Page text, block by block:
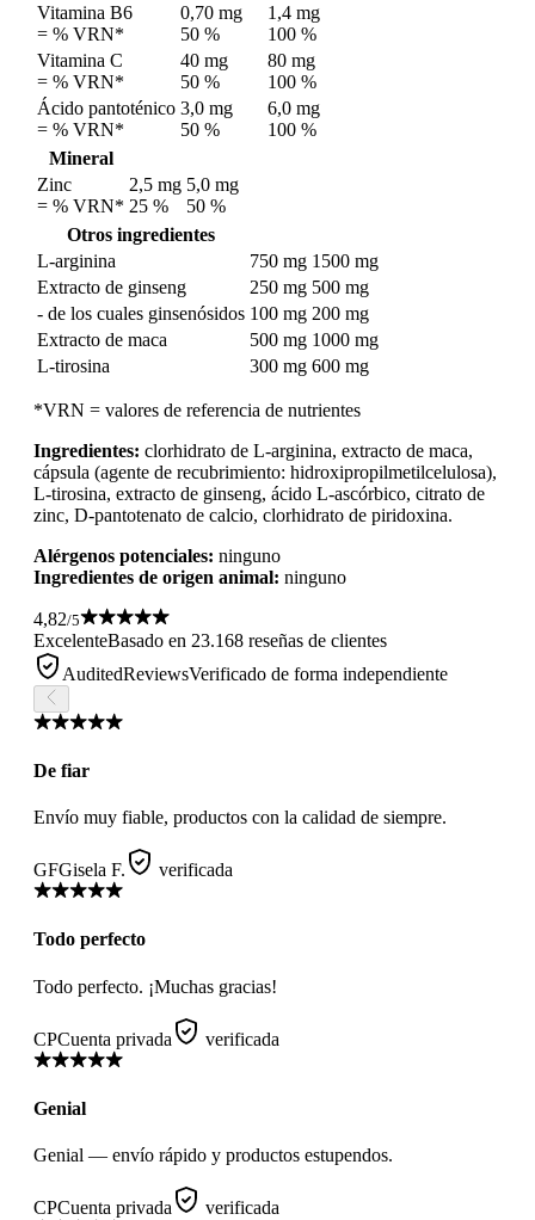
Vitamina B6
= % VRN*
0,70 mg
50 %
1,4 mg
100 %
Vitamina C
= % VRN*
40 mg
50 %
80 mg
100 %
Ácido pantoténico
= % VRN*
3,0 mg
50 %
6,0 mg
100 %
Mineral
Zinc
= % VRN*
2,5 mg
25 %
5,0 mg
50 %
Otros ingredientes
L-arginina
750 mg 1500 mg
Extracto de ginseng
250 mg 500 mg
- de los cuales ginsenósidos 100 mg 200 mg
Extracto de maca
500 mg 1000 mg
L-tirosina
300 mg 600 mg
*VRN = valores de referencia de nutrientes
Ingredientes: clorhidrato de L-arginina, extracto de maca,
cápsula (agente de recubrimiento: hidroxipropilmetilcelulosa),
L-tirosina, extracto de ginseng, ácido L-ascórbico, citrato de
zinc, D-pantotenato de calcio, clorhidrato de piridoxina.
Alérgenos potenciales: ninguno
Ingredientes de origen animal: ninguno
4,82/5
ExcelenteBasado en 23.168 reseñas de clientes
AuditedReviewsVerificado de forma independiente
De fiar
Envío muy fiable, productos con la calidad de siempre.
GFGisela F. verificada
Todo perfecto
Todo perfecto. ¡Muchas gracias!
CPCuenta privada verificada
Genial
Genial — envío rápido y productos estupendos.
CPCuenta privada verificada